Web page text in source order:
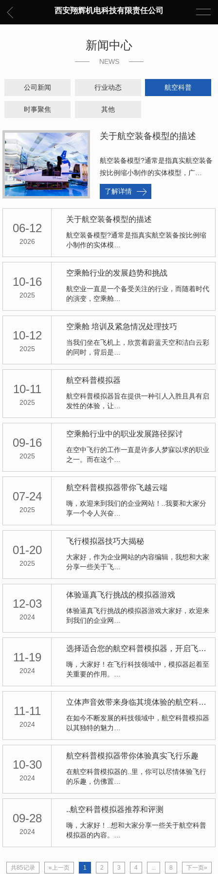
西安翔辉机电科技有限责任公司
新闻中心
NEWS
公司新闻 行业动态 航空科普
时事聚焦 其他
关于航空装备模型的描述
航空装备模型?通常是指真实航空装备
按比例缩小制作的实体模型，广…
了解详情
06-12
2026
关于航空装备模型的描述
航空装备模型?通常是指真实航空装备按比例缩
小制作的实体模…
10-16
2025
空乘舱行业的发展趋势和挑战
航空业一直是一个备受关注的行业，而随着时代
的演变，空乘舱…
10-12
2025
空乘舱 培训及紧急情况处理技巧
当我们坐在飞机上，欣赏着蔚蓝天空和洁白云彩
的同时，背后是…
10-11
2025
航空科普模拟器
航空科普模拟器旨在提供一种引人入胜且具有启
发性的体验，让…
09-16
2025
空乘舱行业中的职业发展路径探讨
在空中飞行的工作一直是许多人梦寐以求的职业
之一。而在这个…
07-24
2025
航空科普模拟器带你飞越云端
嗨，欢迎来到我们的企业网站！..我要和大家分
享一个令人兴奋…
01-20
2025
飞行模拟器技巧大揭秘
大家好，作为企业网站的内容编辑，我想和大家
分享一些关于飞…
12-03
2024
体验逼真飞行挑战的模拟器游戏
体验逼真飞行挑战的模拟器游戏大家好，欢迎来
到我们的企业网…
11-19
2024
选择适合您的航空科普模拟器，开启飞行新旅程
嗨，大家好！在飞行科技领域中，模拟器起着至
关重要的作用。…
11-11
2024
立体声音效带来身临其境体验的航空科普模拟器
在如今不断发展的科技领域中，航空科普模拟器
以其独特的魅力…
10-30
2024
航空科普模拟器带你体验真实飞行乐趣
在航空科普模拟器的..里，你可以尽情体验飞行
的乐趣，仿佛置…
09-28
2024
..航空科普模拟器推荐和评测
嗨，大家好！..想和大家分享一些关于航空科普
模拟器的内容。…
共85记录 «上一页 1 2 3 4 ... 8 下一页»